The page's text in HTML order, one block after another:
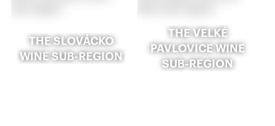
THE SLOVÁCKO
WINE SUB-REGION
THE VELKÉ
PAVLOVICE WINE
SUB-REGION